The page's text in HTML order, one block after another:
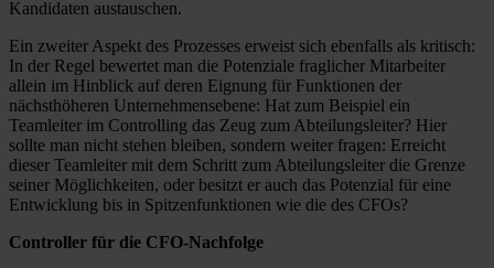
Kandidaten austauschen.
Ein zweiter Aspekt des Prozesses erweist sich ebenfalls als kritisch:
In der Regel bewertet man die Potenziale fraglicher Mitarbeiter
allein im Hinblick auf deren Eignung für Funktionen der
nächsthöheren Unternehmensebene: Hat zum Beispiel ein
Teamleiter im Controlling das Zeug zum Abteilungsleiter? Hier
sollte man nicht stehen bleiben, sondern weiter fragen: Erreicht
dieser Teamleiter mit dem Schritt zum Abteilungsleiter die Grenze
seiner Möglichkeiten, oder besitzt er auch das Potenzial für eine
Entwicklung bis in Spitzenfunktionen wie die des CFOs?
Controller für die CFO-Nachfolge